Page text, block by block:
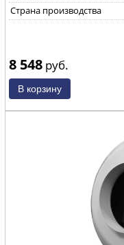
Страна производства
8 548 руб.